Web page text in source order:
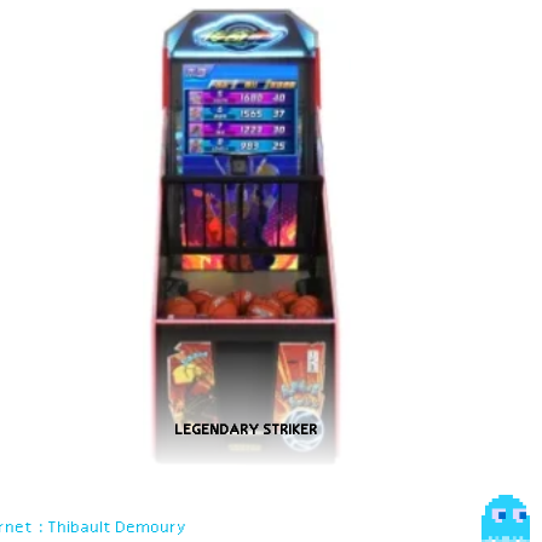
LEGENDARY STRIKER
: Thibault Demoury